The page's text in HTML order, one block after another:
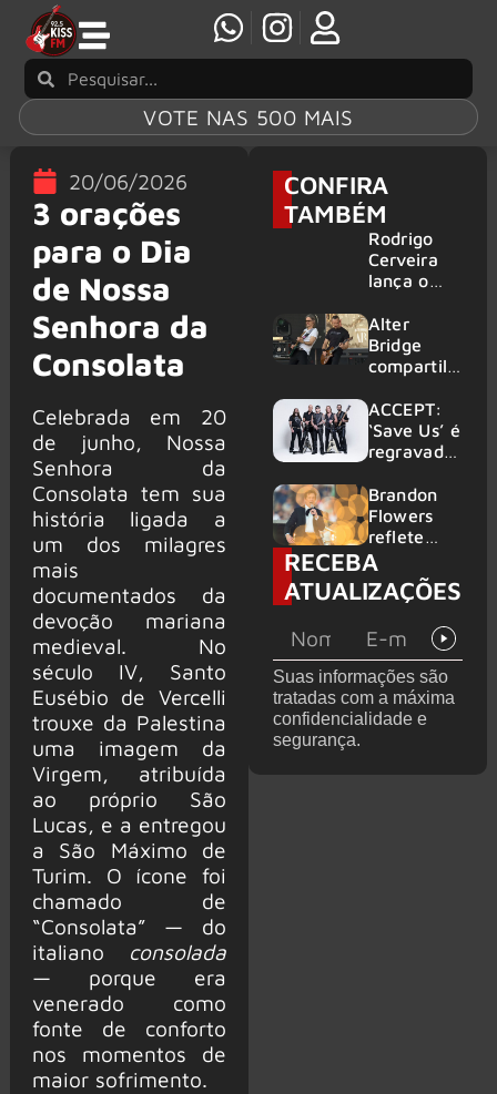
VOTE NAS 500 MAIS
20/06/2026
3 orações
para o Dia
de Nossa
Senhora da
Consolata
Celebrada em 20
de junho, Nossa
Senhora da
Consolata tem sua
história ligada a
um dos milagres
mais
documentados da
devoção mariana
medieval. No
século IV, Santo
Eusébio de Vercelli
trouxe da Palestina
uma imagem da
Virgem, atribuída
ao próprio São
Lucas, e a entregou
a São Máximo de
Turim. O ícone foi
chamado de
“Consolata” — do
italiano consolada
— porque era
venerado como
fonte de conforto
nos momentos de
maior sofrimento.
CONFIRA
TAMBÉM
Rodrigo
Cerveira
lança o
Searcher”
Alter
Bridge
compartilh
vivo de
“Fortress”
gravada
am Ring
2026
ACCEPT:
‘Save Us’ é
regravada
membros
do GHOST
e KORN
Brandon
Flowers
reflete
sobre o
futuro e
levanta
de de
deixar os
palcos
RECEBA
ATUALIZAÇÕES
Suas informações são
tratadas com a máxima
confidencialidade e
segurança.